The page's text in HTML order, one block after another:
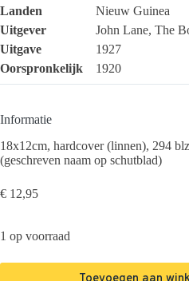
Landen
Nieuw Guinea
Uitgever
John Lane, The
Uitgave
1927
Oorspronkelijk
1920
Informatie
18x12cm, hardcover (linnen), 294
(geschreven naam op schutblad)
€ 12,95
1 op voorraad